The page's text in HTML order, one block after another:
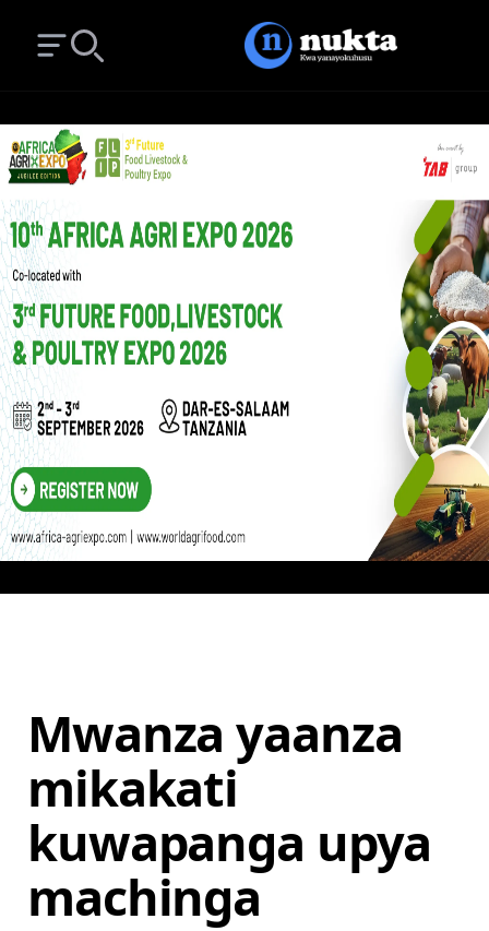
Open main menu
Mwanza yaanza
mikakati
kuwapanga upya
machinga